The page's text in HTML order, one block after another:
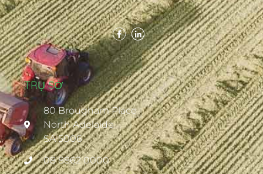
TRỤ SỞ
80 Brougham Place
North Adelaide
SA 5006
08 8862 0000